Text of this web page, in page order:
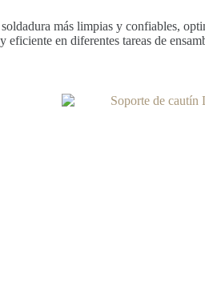
más limpias y confiables,
en diferentes tareas de